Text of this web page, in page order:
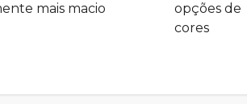
mais macio
opções de
cores